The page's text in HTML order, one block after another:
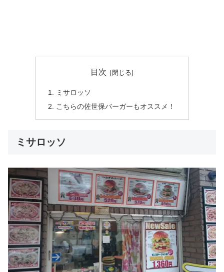
目次
ミサロッソ
こちらの佐世保バーガーもオススメ！
ミサロッソ